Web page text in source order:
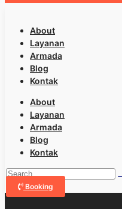
About
Layanan
Armada
Blog
Kontak
About
Layanan
Armada
Blog
Kontak
Booking